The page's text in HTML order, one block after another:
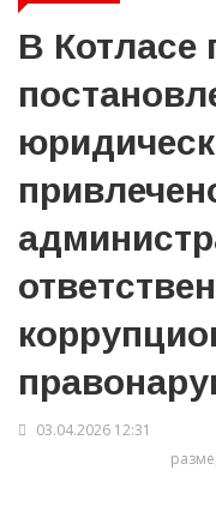
В Котласе
03.04.2026 12:31